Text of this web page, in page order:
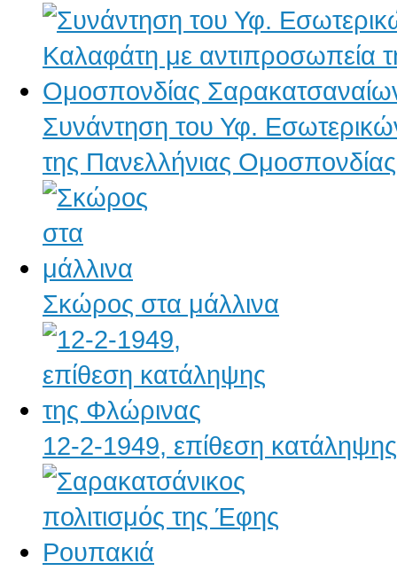
Συνάντηση του Υφ.
της Πανελλήνιας
Σκώρος στα μάλλινα
12-2-1949, επίθεση